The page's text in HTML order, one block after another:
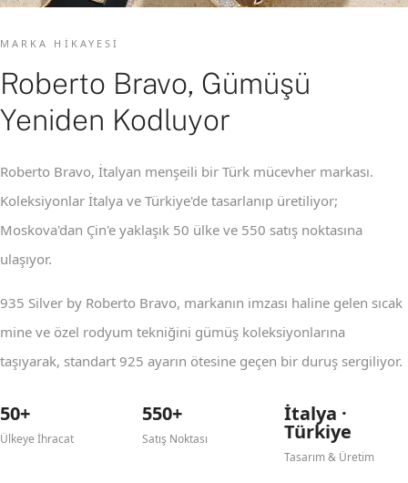
MARKA HIKAYESI
Roberto Bravo, Gümüşü
Yeniden Kodluyor
Roberto Bravo, İtalyan menşeili bir Türk mücevher markası.
Koleksiyonlar İtalya ve Türkiye'de tasarlanıp üretiliyor;
Moskova'dan Çin'e yaklaşık 50 ülke ve 550 satış noktasına
ulaşıyor.
935 Silver by Roberto Bravo, markanın imzası haline gelen sıcak
mine ve özel rodyum tekniğini gümüş koleksiyonlarına
taşıyarak, standart 925 ayarın ötesine geçen bir duruş sergiliyor.
50+
Ülkeye İhracat
550+
Satış Noktası
İtalya ·
Türkiye
Tasarım & Üretim